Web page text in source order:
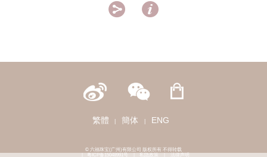
 
繁體 簡体 ENG
© 六福珠宝(广州)有限公司 版权所有 不得转载
|
粤ICP备15048991号 | 私隐政策 | 法律声明